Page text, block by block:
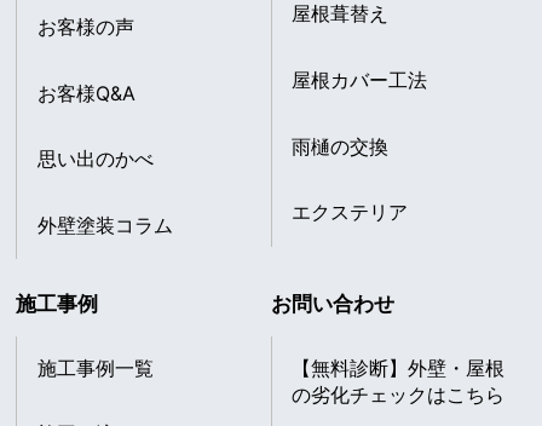
お客様の声
お客様Q&A
思い出のかべ
外壁塗装コラム
屋根葺替え
屋根カバー工法
雨樋の交換
エクステリア
施工事例
施工事例一覧
お問い合わせ
【無料診断】外壁・屋根
の劣化チェックはこちら